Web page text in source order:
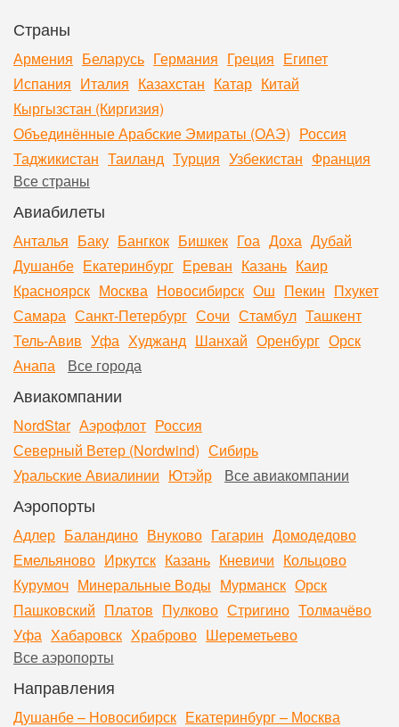
Страны
Армения Беларусь Германия Греция Египет
Испания Италия Казахстан Катар Китай
Кыргызстан (Киргизия)
Объединённые Арабские Эмираты (ОАЭ) Россия
Таджикистан Таиланд Турция Узбекистан Франция
Все страны
Авиабилеты
Анталья Баку Бангкок Бишкек Гоа Доха Дубай
Душанбе Екатеринбург Ереван Казань Каир
Красноярск Москва Новосибирск Ош Пекин Пхукет
Самара Санкт-Петербург Сочи Стамбул Ташкент
Тель-Авив Уфа Худжанд Шанхай Оренбург Орск
Анапа
Все города
Авиакомпании
NordStar Аэрофлот Россия
Северный Ветер (Nordwind) Сибирь
Уральские Авиалинии Ютэйр Все авиакомпании
Аэропорты
Адлер Баландино Внуково Гагарин Домодедово
Емельяново Иркутск Казань Кневичи Кольцово
Курумоч Минеральные Воды Мурманск Орск
Пашковский Платов Пулково Стригино Толмачёво
Уфа Хабаровск Храброво Шереметьево
Все аэропорты
Направления
Душанбе – Новосибирск Екатеринбург – Москва